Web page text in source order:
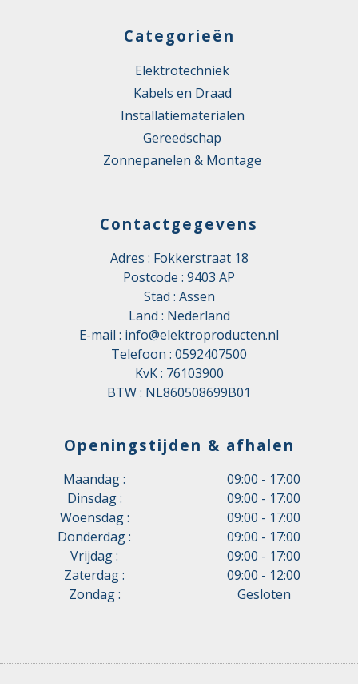
Categorieën
Elektrotechniek
Kabels en Draad
Installatiematerialen
Gereedschap
Zonnepanelen & Montage
Contactgegevens
Adres : Fokkerstraat 18
Postcode : 9403 AP
Stad : Assen
Land : Nederland
E-mail : info@elektroproducten.nl
Telefoon : 0592407500
KvK : 76103900
BTW : NL860508699B01
Openingstijden & afhalen
Maandag :
09:00 - 17:00
Dinsdag :
09:00 - 17:00
Woensdag :
09:00 - 17:00
Donderdag :
09:00 - 17:00
Vrijdag :
09:00 - 17:00
Zaterdag :
09:00 - 12:00
Zondag :
Gesloten